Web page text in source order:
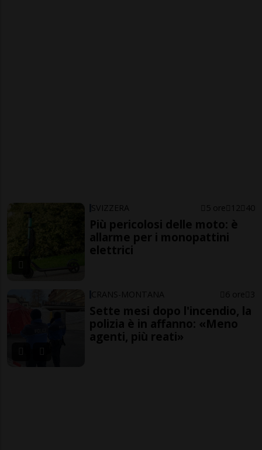
SVIZZERA 5 ore 12 40
Più pericolosi delle moto: è
allarme per i monopattini
elettrici
CRANS-MONTANA 6 ore 3
Sette mesi dopo l'incendio, la
polizia è in affanno: «Meno
agenti, più reati»